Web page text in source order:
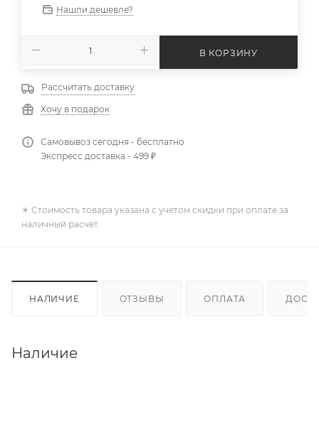
Нашли дешевле?
В КОРЗИНУ
Рассчитать доставку
Хочу в подарок
Самовывоз сегодня - бесплатно
Экспресс доставка - 499 ₽
✴️ Стоимость товара указана с учетом скидки при оплате за
наличный расчет.
НАЛИЧИЕ ОТЗЫВЫ ОПЛАТА
Наличие